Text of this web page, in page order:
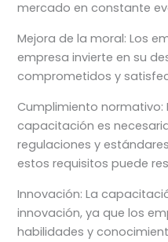
mercado en constante
Mejora de la moral: Los
empresa invierte en su
comprometidos y
Cumplimiento normativo:
capacitación es
regulaciones y
estos requisitos puede
Innovación: La
innovación, ya que los
habilidades y